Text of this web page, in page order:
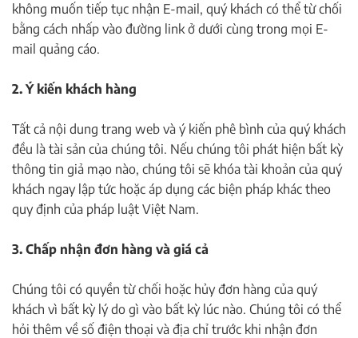
không muốn tiếp tục nhận E-mail, quý khách có thể từ chối
bằng cách nhấp vào đường link ở dưới cùng trong mọi E-
mail quảng cáo.
2. Ý kiến khách hàng
Tất cả nội dung trang web và ý kiến phê bình của quý khách
đều là tài sản của chúng tôi. Nếu chúng tôi phát hiện bất kỳ
thông tin giả mạo nào, chúng tôi sẽ khóa tài khoản của quý
khách ngay lập tức hoặc áp dụng các biện pháp khác theo
quy định của pháp luật Việt Nam.
3. Chấp nhận đơn hàng và giá cả
Chúng tôi có quyền từ chối hoặc hủy đơn hàng của quý
khách vì bất kỳ lý do gì vào bất kỳ lúc nào. Chúng tôi có thể
hỏi thêm về số điện thoại và địa chỉ trước khi nhận đơn